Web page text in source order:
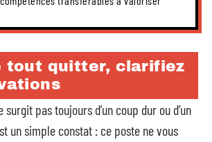
tout quitter, clarifiez
pas toujours d’un coup dur ou d’un
un simple constat : ce poste ne vous